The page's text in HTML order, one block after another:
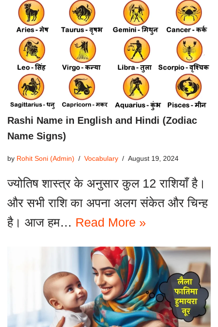
Rashi Name in English and Hindi (Zodiac
Name Signs)
by Rohit Soni (Admin) Vocabulary August 19, 2024
ज्योतिष शास्त्र के अनुसार कुल 12 राशियाँ है।
और सभी राशि का अपना अलग संकेत और चिन्ह
है। आज हम… Read More »